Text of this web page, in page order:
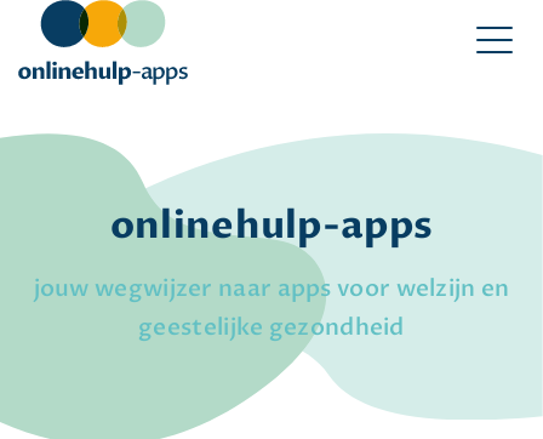
onlinehulp-apps
jouw wegwijzer naar apps voor welzijn en
geestelijke gezondheid